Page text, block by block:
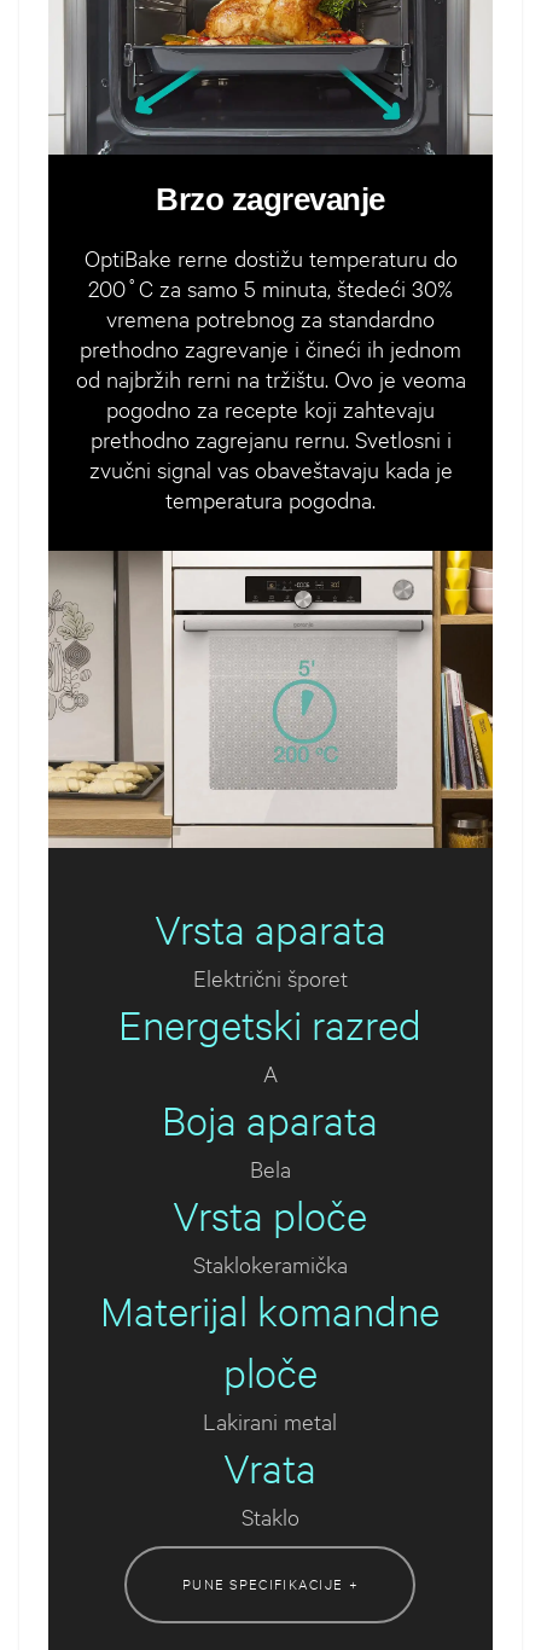
Brzo zagrevanje
OptiBake rerne dostižu temperaturu do
200˚C za samo 5 minuta, štedeći 30%
vremena potrebnog za standardno
prethodno zagrevanje i čineći ih jednom
od najbržih rerni na tržištu. Ovo je veoma
pogodno za recepte koji zahtevaju
prethodno zagrejanu rernu. Svetlosni i
zvučni signal vas obaveštavaju kada je
temperatura pogodna.
Vrsta aparata
Električni šporet
Energetski razred
A
Boja aparata
Bela
Vrsta ploče
Staklokeramička
Materijal komandne
ploče
Lakirani metal
Vrata
Staklo
PUNE SPECIFIKACIJE +